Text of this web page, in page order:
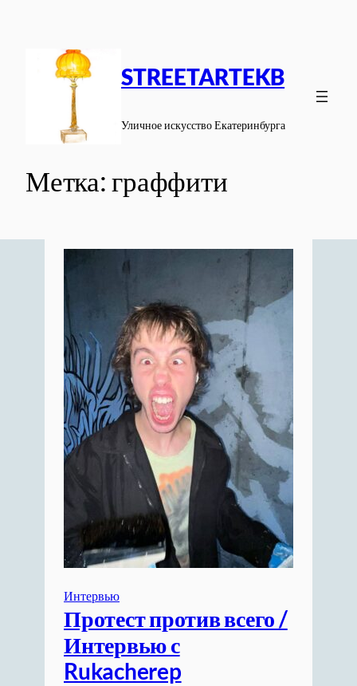
содержимому
STREETARTEKB
Уличное искусство Екатеринбурга
Метка:граффити
Интервью
Протест против всего /
Интервью с
Rukacherep